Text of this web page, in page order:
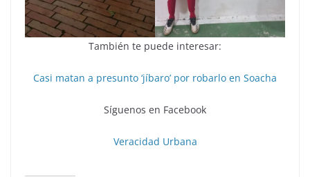
También te puede interesar:
Casi matan a presunto ‘jíbaro’ por robarlo en Soacha
Síguenos en Facebook
Veracidad Urbana